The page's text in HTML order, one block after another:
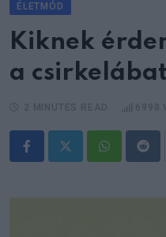
ÉLETMÓD
Kiknek
a
Whatsapp